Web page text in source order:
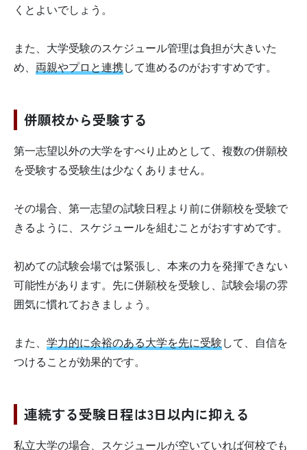
くとよいでしょう。
また、大学受験のスケジュール管理は負担が大きいた
め、 両親やプロと連携して進めるのがおすすめです。
併願校から受験する
第一志望以外の大学をすべり止めとして、複数の併願校
を受験する受験生は少なくありません。
その場合、第一志望の試験日程より前に併願校を受験で
きるように、スケジュールを組むことがおすすめです。
初めての試験会場では緊張し、本来の力を発揮できない
可能性があります。先に併願校を受験し、試験会場の雰
囲気に慣れておきましょう。
また、 学力的に余裕のある大学を先に受験して、自信を
つけることが効果的です。
連続する受験日程は3日以内に抑える
私立大学の場合、スケジュールが空いていれば何校でも